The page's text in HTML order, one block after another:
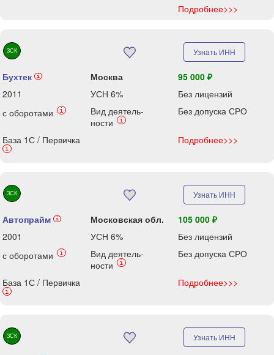
Подробнее>>>
ЗСК Узнать ИНН
Бухтек i Москва
95 000 ₽
2011
УСН 6%
Без лицензий
с оборотами
i
Вид деятель-
ности
i
Без допуска СРО
База 1С / Первичка
i
Подробнее>>>
ЗСК Узнать ИНН
Автопрайм i Московская обл.
105 000 ₽
2001
УСН 6%
Без лицензий
с оборотами
i
Вид деятель-
ности
i
Без допуска СРО
База 1С / Первичка
i
Подробнее>>>
ЗСК Узнать ИНН